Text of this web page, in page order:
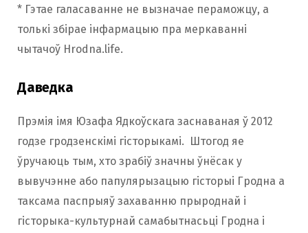
* Гэтае галасаванне не вызначае пераможцу, а
толькі збірае інфармацыю пра меркаванні
чытачоў Hrodna.life.
Даведка
Прэмія імя Юзафа Ядкоўскага заснаваная ў 2012
годзе гродзенскімі гісторыкамі. Штогод яе
ўручаюць тым, хто зрабіў значны ўнёсак у
вывучэнне або папулярызацыю гісторыі Гродна а
таксама паспрыяў захаванню прыроднай і
гісторыка-культурнай самабытнасьці Гродна і